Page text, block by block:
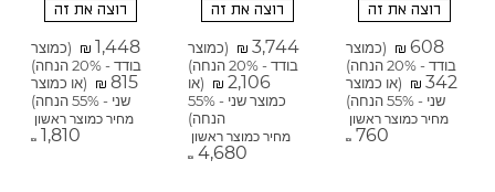
רוצה את זה
₪ 608
(כמוצר
בודד - 20% הנחה)
₪ 342
(או כמוצר
שני - 55% הנחה)
מחיר כמוצר ראשון
₪ 760
רוצה את זה
₪ 3,744
(כמוצר
בודד - 20% הנחה)
₪ 2,106
(או
כמוצר שני - 55%
הנחה)
מחיר כמוצר ראשון
₪ 4,680
רוצה את זה
₪ 1,448
(כמוצר
בודד - 20% הנחה)
₪ 815
(או כמוצר
שני - 55% הנחה)
מחיר כמוצר ראשון
₪ 1,810